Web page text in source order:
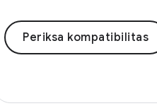
Periksa kompatibilitas